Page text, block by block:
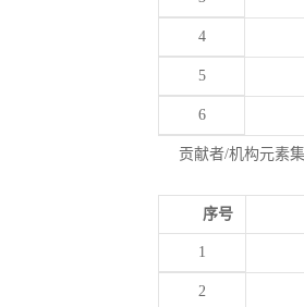
4
5
6
贡献者/机构元素
序号
1
2